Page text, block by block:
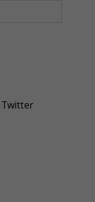
Twitter